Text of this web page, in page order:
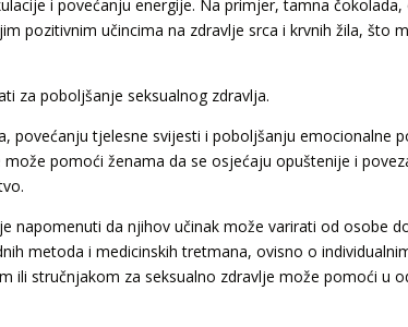
i povećanju energije. Na primjer, tamna
pozitivnim učincima na zdravlje srca i krvnih žila, što
za poboljšanje seksualnog zdravlja.
povećanju tjelesne svijesti i poboljšanju emocionalne
pomoći ženama da se osjećaju opuštenije i
napomenuti da njihov učinak može varirati od osobe
metoda i medicinskih tretmana, ovisno o
ili stručnjakom za seksualno zdravlje može pomoći u